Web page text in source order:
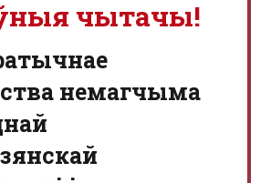
чытачы!
немагчыма